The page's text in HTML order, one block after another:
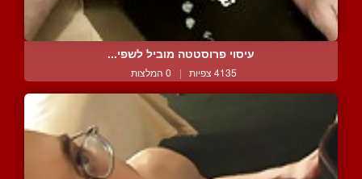
עיסוי פרוסטטה מוביל לשפי...
4135 צפיות | 0 המלצות